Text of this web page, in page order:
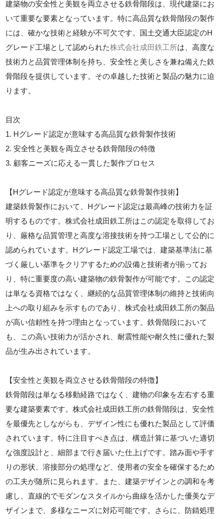
建築物の安全性と美観を両立させる鉄骨階段は、現代建築にお
いて重要な要素となっています。特に高品質な鉄骨階段の製作
には、確かな技術と経験が不可欠です。国土交通大臣認定のH
グレード工場として認められた株式会社成田鉄工所は、高度な
技術力と品質管理体制を持ち、安全性と美しさを兼ね備えた鉄
骨階段を提供しています。その卓越した技術と製品の魅力に迫
ります。
目次
1. Hグレード認定が意味する高品質な鉄骨製作技術
2. 安全性と美観を両立させる鉄骨階段の特徴
3. 顧客ニーズに応える一貫した製作プロセス
【Hグレード認定が意味する高品質な鉄骨製作技術】
建築鉄骨製作において、Hグレード認定は最高峰の技術力を証
明するものです。株式会社成田鉄工所はこの認定を取得してお
り、厳格な品質管理と高度な溶接技術を持つ工場として公的に
認められています。Hグレード認定工場では、建築基準法に基
づく厳しい基準をクリアするための設備と技術者が揃ってお
り、特に重要度の高い建築物の鉄骨製作が可能です。この認定
は単なる資格ではなく、継続的な品質管理体制の維持と技術向
上への取り組みを示すものであり、株式会社成田鉄工所の製品
が高い信頼性を持つ理由となっています。鉄骨階段において
も、この高い技術力が活かされ、耐震性能や耐久性に優れた製
品が生み出されています。
【安全性と美観を両立させる鉄骨階段の特徴】
鉄骨階段は単なる移動経路ではなく、建物の印象を左右する重
要な建築要素です。株式会社成田鉄工所の鉄骨階段は、安全性
を最優先としながらも、デザイン性にも優れた製品として評価
されています。特に注目すべき点は、構造計算に基づいた適切
な強度設計と、細部まで行き届いた仕上げです。踏み面や手す
りの形状、溶接部分の処理など、使用者の安全を確保するため
の工夫が随所に見られます。また、建築デザインとの調和を考
慮し、直線的でモダンなスタイルから曲線を活かした優美なデ
ザインまで、多様なニーズに対応可能です。さらに、防錆処理